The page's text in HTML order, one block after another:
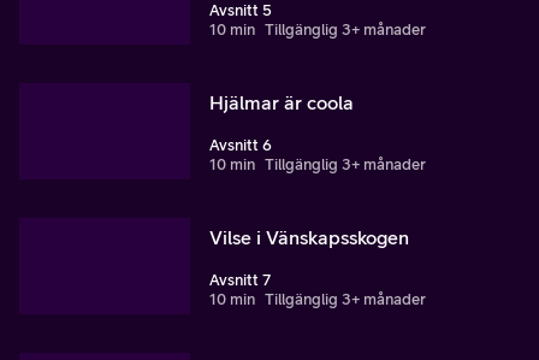
Avsnitt 5
10 min Tillgänglig 3+ månader
Hjälmar är coola
Avsnitt 6
10 min Tillgänglig 3+ månader
Vilse i Vänskapsskogen
Avsnitt 7
10 min Tillgänglig 3+ månader